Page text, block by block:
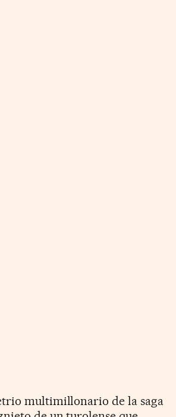
multimillonario de la saga